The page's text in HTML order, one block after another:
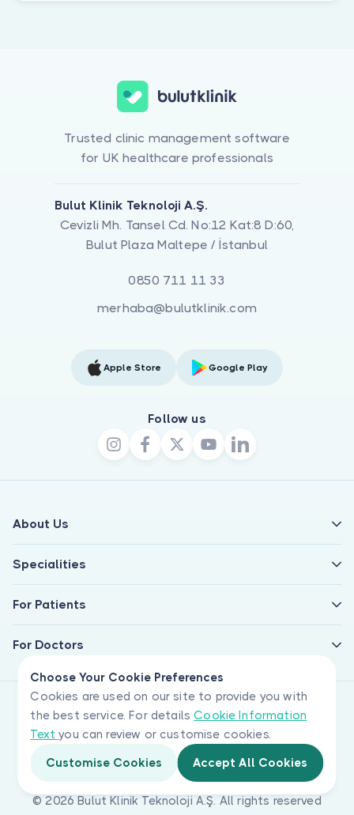
Choose Your Cookie Preferences
Cookies are used on our site to provide you with
the best service. For detailsCookie Information
Textyou can review or customise cookies.
Customise Cookies
Accept All Cookies
Trusted clinic management software
for UK healthcare professionals
Bulut Klinik Teknoloji A.Ş.
Cevizli Mh. Tansel Cd. No:12 Kat:8 D:60,
Bulut Plaza Maltepe / İstanbul
0850 711 11 33
merhaba@bulutklinik.com
Apple Store Google Play
Follow us
About Us
Specialities
For Patients
For Doctors
© 2026 Bulut Klinik Teknoloji A.Ş. All rights reserved